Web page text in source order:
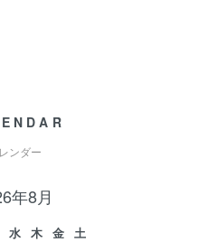
ンダー
年8月
水 木 金
土